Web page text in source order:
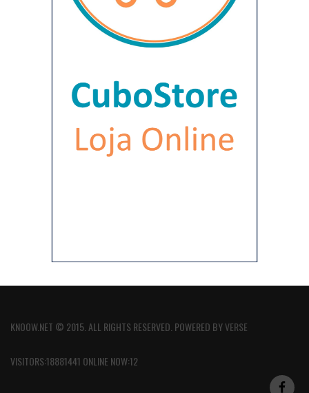
KNOOW.NET © 2015. ALL RIGHTS RESERVED. POWERED BYVERSE
VISITORS:18881441 ONLINE NOW:12